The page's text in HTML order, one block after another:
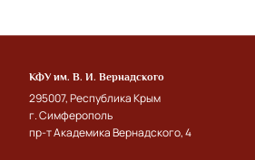
КФУ им. В. И. Вернадского
295007, Республика Крым
г. Симферополь
пр-т Академика Вернадского, 4